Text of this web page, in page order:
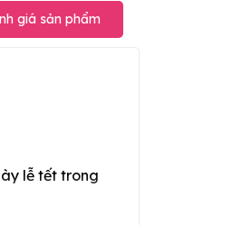
giá sản phẩm
lễ tết trong